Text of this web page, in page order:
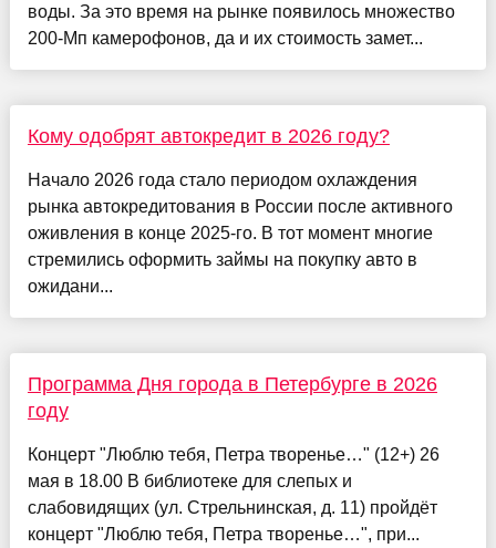
воды. За это время на рынке появилось множество
200-Мп камерофонов, да и их стоимость замет...
Кому одобрят автокредит в 2026 году?
Начало 2026 года стало периодом охлаждения
рынка автокредитования в России после активного
оживления в конце 2025-го. В тот момент многие
стремились оформить займы на покупку авто в
ожидани...
Программа Дня города в Петербурге в 2026
году
Концерт "Люблю тебя, Петра творенье…" (12+) 26
мая в 18.00 В библиотеке для слепых и
слабовидящих (ул. Стрельнинская, д. 11) пройдёт
концерт "Люблю тебя, Петра творенье…", при...